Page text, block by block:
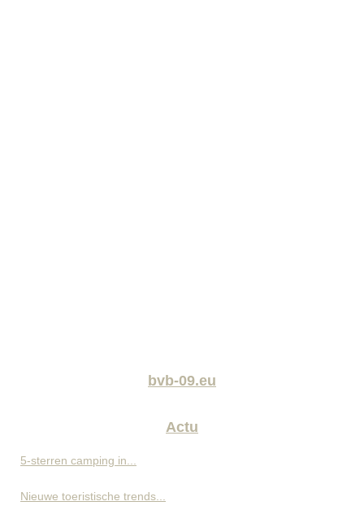
bvb-09.eu
Actu
5-sterren camping in...
Nieuwe toeristische trends...